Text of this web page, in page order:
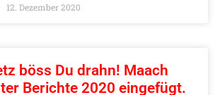
12. Dezember 2020
böss Du drahn! Maach
Berichte 2020 eingefügt.